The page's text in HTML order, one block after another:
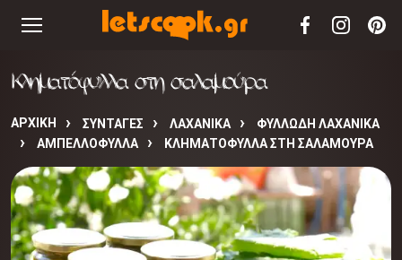
Κληματόφυλλα στη σαλαμούρα
ΑΡΧΙΚΉ ΣΥΝΤΑΓΈΣ ΛΑΧΑΝΙΚΑ
ΦΥΛΛΩΔΗ ΛΑΧΑΝΙΚΑ
ΑΜΠΕΛΛΟΦΥΛΛΑ
ΚΛΗΜΑΤΌΦΥΛΛΑ ΣΤΗ ΣΑΛΑΜΟΎΡΑ